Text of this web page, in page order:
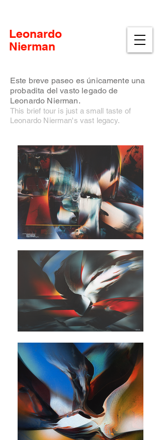
Leonardo
Nierman
Este breve paseo es únicamente una
probadita del vasto legado de
Leonardo Nierman.
This brief tour is just a small taste of
Leonardo Nierman's vast legacy.